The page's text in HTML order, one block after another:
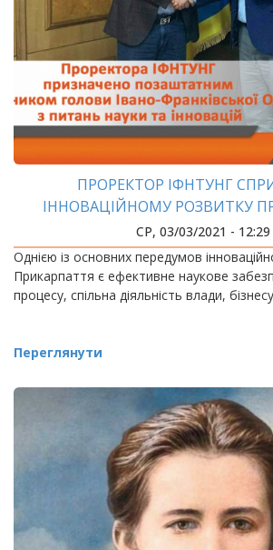
ПРОРЕКТОР ІФНТУНГ
ІННОВАЦІЙНОМУ РОЗВИТКУ
СР, 03/03/2021 - 12:29
Однією із основних передумов
Прикарпаття є ефективне наукове
процесу, спільна діяльність влади,
Переглянути